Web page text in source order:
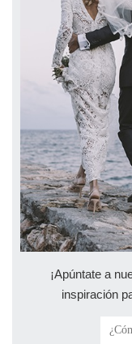
¡Apúntate a
inspiración